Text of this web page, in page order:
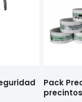
Pack
precintos